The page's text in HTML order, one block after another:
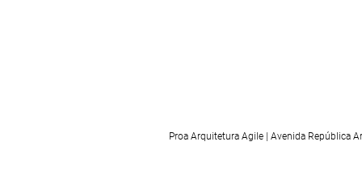
Proa Arquitetura Agile | Avenida República